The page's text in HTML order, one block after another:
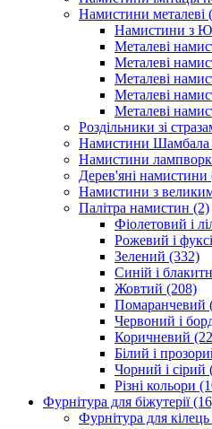
Намистини металеві
Намистини з
Металеві
Металеві
Металеві
Металеві
Металеві
Роздільники зі
Намистини Шамбала
Намистини лампворк
Дерев'яні намистини
Намистини з
Палітра намистин (2)
Фіолетовий і
Рожевий і
Зелений (332)
Синій і
Жовтий (208)
Помаранчевий
Червоний і
Коричневий
Білий і
Чорний і сірий
Різні кольори
Фурнітура для біжутерії
Фурнітура для кілець